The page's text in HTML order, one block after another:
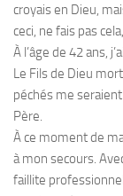
croyais en Dieu,
ceci, ne fais pas
À l’âge de 42 ans,
Le Fils de Dieu
péchés me
Père.
À ce moment de
à mon secours.
faillite